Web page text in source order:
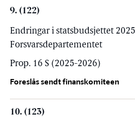
9. (122)
Endringar i statsbudsjettet
Forsvarsdepartementet
Prop. 16 S (2025-2026)
Foreslås sendt finanskomiteen
10. (123)